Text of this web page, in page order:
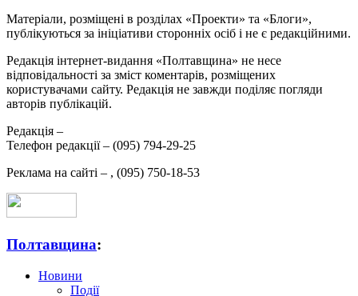
Матеріали, розміщені в розділах «Проекти» та «Блоги»,
публікуються за ініціативи сторонніх осіб і не є редакційними.
Редакція інтернет-видання «Полтавщина» не несе
відповідальності за зміст коментарів, розміщених
користувачами сайту. Редакція не завжди поділяє погляди
авторів публікацій.
Редакція –
Телефон редакції – (095) 794-29-25
Реклама на сайті – , (095) 750-18-53
Полтавщина:
Новини
Події